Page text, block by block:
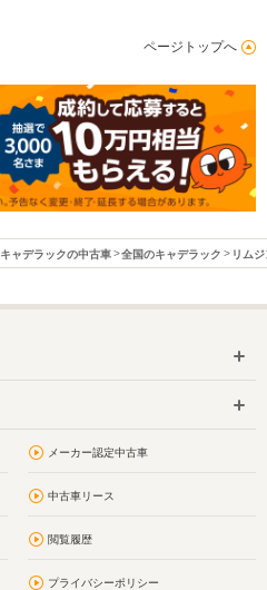
ページトップへ
キャデラックの中古車 全国のキャデラック リム
メーカー認定中古車
中古車リース
閲覧履歴
プライバシーポリシー